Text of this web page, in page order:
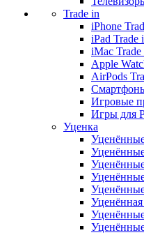
Trade in
iPhone
iPad Trade
iMac Trade
Apple
AirPods
Игровые
Игры для
Уценка